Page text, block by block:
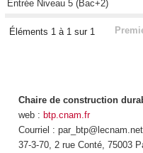
Entrée Niveau 5 (Bac+2)
Éléments 1 à 1 sur 1
Chaire de construction
web : btp.cnam.fr
Courriel : par_btp@lecnam.net
37-3-70, 2 rue Conté, 75003